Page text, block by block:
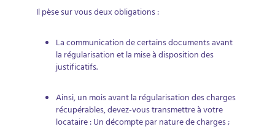
Il pèse sur vous deux obligations :
La communication de certains documents avant
la régularisation et la mise à disposition des
justificatifs.
Ainsi, un mois avant la régularisation des charges
récupérables, devez-vous transmettre à votre
locataire : Un décompte par nature de charges ;